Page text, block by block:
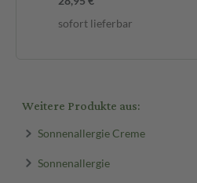
sofort lieferbar
Weitere Produkte aus:
Sonnenallergie Creme
Sonnenallergie